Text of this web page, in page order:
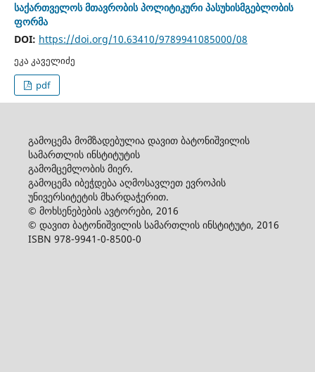
საქართველოს მთავრობის პოლიტიკური პასუხისმგებლობის
ფორმა
DOI: https://doi.org/10.63410/9789941085000/08
ეკა კაველიძე
pdf
გამოცემა მომზადებულია დავით ბატონიშვილის
სამართლის ინსტიტუტის
გამომცემლობის მიერ.
გამოცემა იბეჭდება აღმოსავლეთ ევროპის
უნივერსიტეტის მხარდაჭერით.
© მოხსენებების ავტორები, 2016
© დავით ბატონიშვილის სამართლის ინსტიტუტი, 2016
ISBN 978-9941-0-8500-0